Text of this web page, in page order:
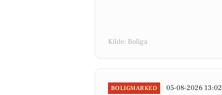
Kilde: Boliga
BOLIGMARKED 05-08-2026 13:02